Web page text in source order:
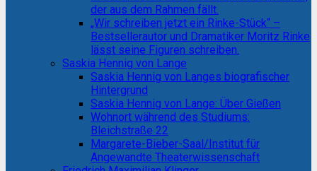
der aus dem Rahmen fällt.
„Wir schreiben jetzt ein Rinke-Stück“ –
Bestsellerautor und Dramatiker Moritz Rinke
lässt seine Figuren schreiben.
Saskia Hennig von Lange
Saskia Hennig von Langes biografischer
Hintergrund
Saskia Hennig von Lange: Über Gießen
Wohnort während des Studiums:
Bleichstraße 22
Margarete-Bieber-Saal/Institut für
Angewandte Theaterwissenschaft